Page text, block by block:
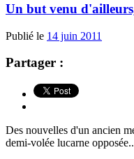
Un but venu
Publié le 14 juin 2011
Partager :
Des nouvelles d'un ancien
demi-volée lucarne